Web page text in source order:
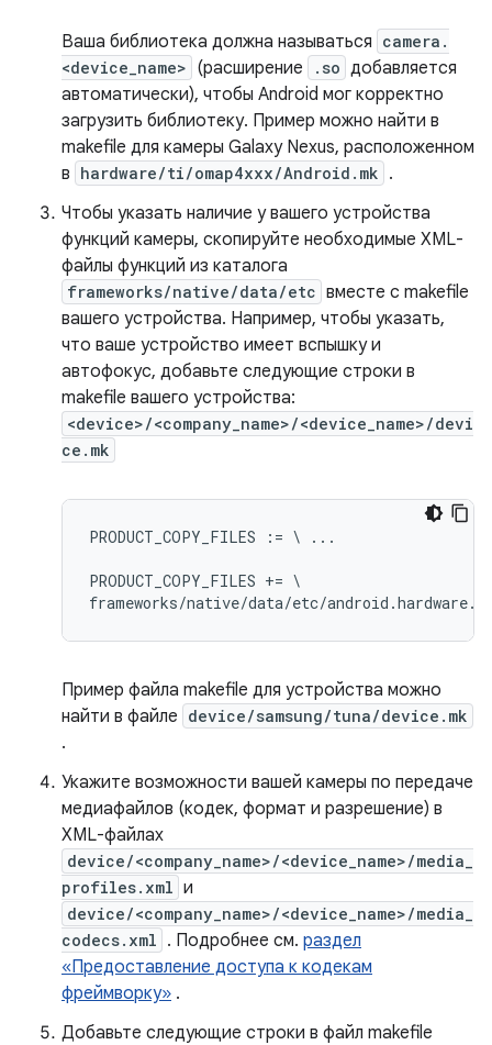
Ваша библиотека должна называться camera.
<device_name> (расширение .so добавляется
автоматически), чтобы Android мог корректно
загрузить библиотеку. Пример можно найти в
makefile для камеры Galaxy Nexus, расположенном
в hardware/ti/omap4xxx/Android.mk .
Чтобы указать наличие у вашего устройства
функций камеры, скопируйте необходимые XML-
файлы функций из каталога
frameworks/native/data/etc вместе с makefile
вашего устройства. Например, чтобы указать,
что ваше устройство имеет вспышку и
автофокус, добавьте следующие строки в
makefile вашего устройства:
<device>/<company_name>/<device_name>/devi
ce.mk
PRODUCT_COPY_FILES := \ ...
PRODUCT_COPY_FILES += \
Пример файла makefile для устройства можно
найти в файле device/samsung/tuna/device.mk
.
Укажите возможности вашей камеры по передаче
медиафайлов (кодек, формат и разрешение) в
XML-файлах
device/<company_name>/<device_name>/media_
profiles.xml и
device/<company_name>/<device_name>/media_
codecs.xml . Подробнее см. раздел
«Предоставление доступа к кодекам
фреймворку» .
Добавьте следующие строки в файл makefile